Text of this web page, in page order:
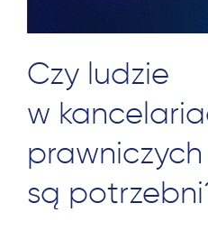
Czy ludzie
w
są